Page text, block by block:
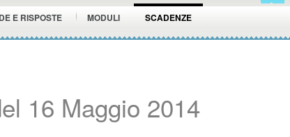
E RISPOSTE MODULI SCADENZE
16 Maggio 2014